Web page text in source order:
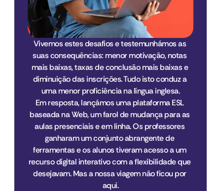
Vivemos estes desafios e testemunhámos as
suas consequências: menor motivação, notas
mais baixas, taxas de conclusão mais baixas e
diminuição das inscrições. Tudo isto conduz a
uma menor proficiência na língua inglesa.
Em resposta, lançámos uma plataforma ESL
baseada na Web, um farol de mudança para as
aulas presenciais e em linha. Os professores
ganharam um conjunto abrangente de
ferramentas e os alunos tiveram acesso a um
recurso digital interativo com a flexibilidade que
desejavam. Mas a nossa viagem não ficou por
aqui.